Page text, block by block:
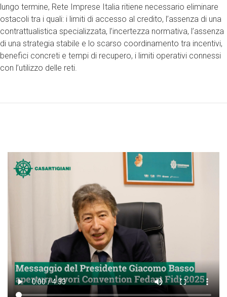
lungo termine, Rete Imprese Italia ritiene necessario eliminare
ostacoli tra i quali: i limiti di accesso al credito, l’assenza di una
contrattualistica specializzata, l’incertezza normativa, l’assenza
di una strategia stabile e lo scarso coordinamento tra incentivi,
benefici concreti e tempi di recupero, i limiti operativi connessi
con l’utilizzo delle reti.